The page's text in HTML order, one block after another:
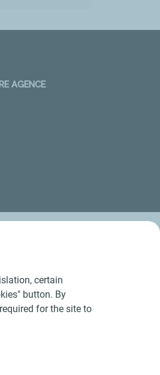
AGENCE
certain
button. By
for the site to